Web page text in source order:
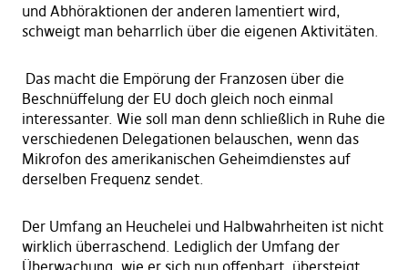
und Abhöraktionen der anderen lamentiert wird,
schweigt man beharrlich über die eigenen Aktivitäten.
Das macht die Empörung der Franzosen über die
Beschnüffelung der EU doch gleich noch einmal
interessanter. Wie soll man denn schließlich in Ruhe die
verschiedenen Delegationen belauschen, wenn das
Mikrofon des amerikanischen Geheimdienstes auf
derselben Frequenz sendet.
Der Umfang an Heuchelei und Halbwahrheiten ist nicht
wirklich überraschend. Lediglich der Umfang der
Überwachung, wie er sich nun offenbart, übersteigt